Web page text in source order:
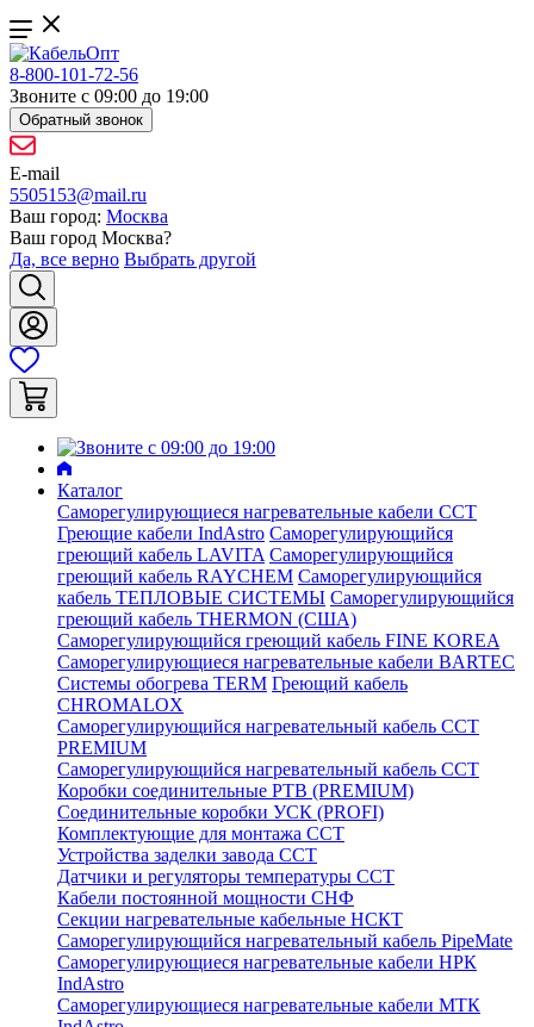
8-800-101-72-56
Звоните с 09:00 до 19:00
Обратный звонок
E-mail
5505153@mail.ru
Ваш город: Москва
Ваш город Москва?
Да, все верно Выбрать другой
Каталог
Саморегулирующиеся нагревательные кабели ССТ
Греющие кабели IndAstro Саморегулирующийся
греющий кабель LAVITA Саморегулирующийся
греющий кабель RAYCHEM Саморегулирующийся
кабель ТЕПЛОВЫЕ СИСТЕМЫ Саморегулирующийся
греющий кабель THERMON (США)
Саморегулирующийся греющий кабель FINE KOREA
Саморегулирующиеся нагревательные кабели BARTEC
Системы обогрева TERM Греющий кабель
CHROMALOX
Саморегулирующийся нагревательный кабель ССТ
PREMIUM
Саморегулирующийся нагревательный кабель ССТ
Коробки соединительные РТВ (PREMIUM)
Соединительные коробки УСК (PROFI)
Комплектующие для монтажа ССТ
Устройства заделки завода ССТ
Датчики и регуляторы температуры ССТ
Кабели постоянной мощности СНФ
Секции нагревательные кабельные НСКТ
Саморегулирующийся нагревательный кабель PipeMate
Саморегулирующиеся нагревательные кабели НРК
IndAstro
Саморегулирующиеся нагревательные кабели МТК